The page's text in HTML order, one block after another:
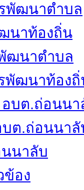
พัฒนาตำบล
นาท้องถิ่น
ฒนาตำบล
พัฒนาท้อง
บต.ถ่อนนา
ต.ถ่อนนา
นาลับ
ข้อง